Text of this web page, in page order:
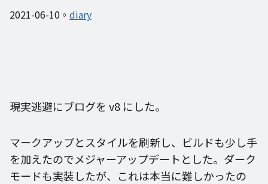
2021-06-10 diary
現実逃避にブログを v8 にした。
マークアップとスタイルを刷新し、ビルドも少し手
を加えたのでメジャーアップデートとした。ダーク
モードも実装したが、これは本当に難しかったの